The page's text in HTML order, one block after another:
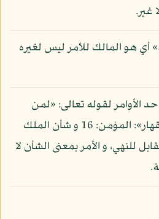
غير.
أي هو المالك للأمر ليس لغيره
الأوامر لقوله تعالى: «لمن
الملك اليوم لله الواحد القهار»: المؤمن: 16 و شأن الملك
للنهي، و الأمر بمعنى الشأن لا